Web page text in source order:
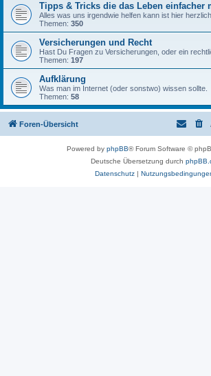
Tipps & Tricks die das Leben einfacher
Alles was uns irgendwie helfen kann ist hier
Themen: 350
Versicherungen und Recht
Hast Du Fragen zu Versicherungen, oder ein
Themen: 197
Aufklärung
Was man im Internet (oder sonstwo) wissen sollte.
Themen: 58
Foren-Übersicht
Powered by phpBB® Forum Software ©
Deutsche Übersetzung durch
Datenschutz|